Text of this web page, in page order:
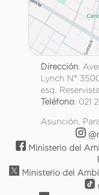
Dirección:
Lynch N°
esq.
Teléfono: 021
Asunción,
Ministerio del
Ministerio del